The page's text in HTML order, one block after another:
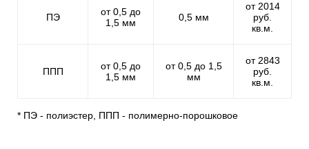
ПЭ
от 0,5 до
1,5 мм
0,5 мм
от 2014
руб.
кв.м.
ППП
от 0,5 до
1,5 мм
от 0,5 до 1,5
мм
от 2843
руб.
кв.м.
* ПЭ - полиэстер, ППП - полимерно-порошковое